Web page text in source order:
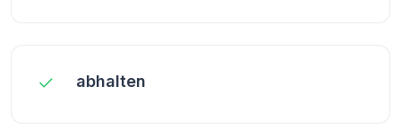
abhalten